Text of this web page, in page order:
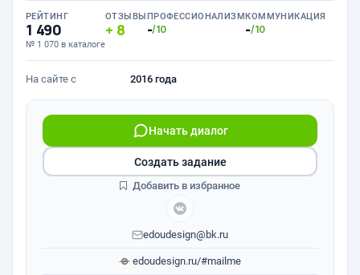
РЕЙТИНГ
1 490
№ 1 070 в каталоге
ОТЗЫВЫ
8
ПРОФЕССИОНАЛИЗМ
-/10
КОММУНИКАЦИЯ
-/10
На сайте с 2016 года
Начать диалог
edoudesign@bk.ru
edoudesign.ru/#mailme
Создать задание
Добавить в избранное